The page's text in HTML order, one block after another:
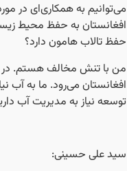
می‌توانیم به همکاری‌ای در
افغانستان به حفظ محیط
حفظ تالاب هامون دارد؟
من با تنش مخالف هستم.
افغانستان می‌رود. ما به آب
توسعه نیاز به مدیریت آب
سید علی حسینی: